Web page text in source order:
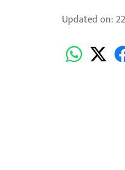
Updated on: